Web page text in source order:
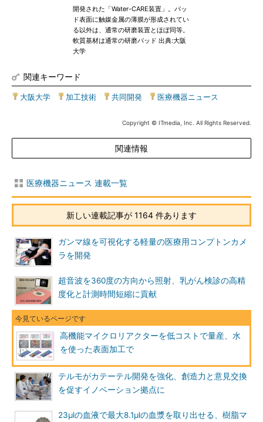
開発された「Water-CARE装置」。パッ
ド表面に触媒金属の薄膜が形成されてい
る以外は、通常の研磨装置とほぼ同等。
軟質基材は通常の研磨パッド 出典:大阪
大学
関連キーワード
大阪大学 加工技術 共同開発 医療機器ニュース
Copyright © ITmedia, Inc. All Rights Reserved.
関連情報
医療機器ニュース 連載一覧
新しい連載記事が 1164 件あります
ガンマ線を可視化する軽量の医療用コンプトンカメ
ラを開発
超音波を360度の方向から照射、乳がん検診の高精
度化と計測時間短縮に貢献
高機能マイクロリアクターを低コストで量産、水
を使った表面加工で
テルモがカテーテル開発を強化、創造力と意見交換
を促すイノベーション拠点に
23μlの血液で最大8.1μlの血漿を取り出せる、樹脂マ